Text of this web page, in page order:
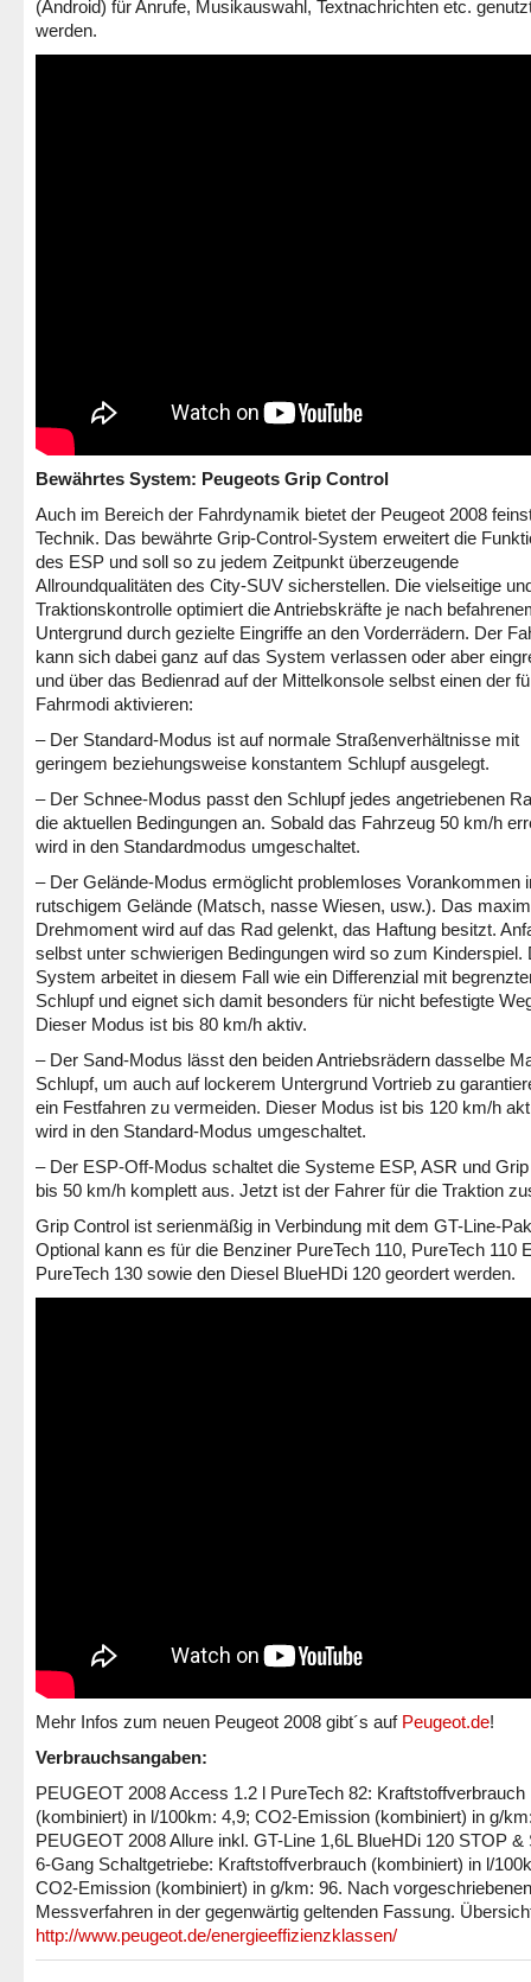
(Android) für Anrufe, Musikauswahl, Textnachrichten etc.
werden.
Bewährtes System: Peugeots Grip Control
Auch im Bereich der Fahrdynamik bietet der Peugeot 2008
Technik. Das bewährte Grip-Control-System erweitert die
des ESP und soll so zu jedem Zeitpunkt überzeugende
Allroundqualitäten des City-SUV sicherstellen. Die vielseitige
Traktionskontrolle optimiert die Antriebskräfte je nach
Untergrund durch gezielte Eingriffe an den Vorderrädern. Der
kann sich dabei ganz auf das System verlassen oder aber
und über das Bedienrad auf der Mittelkonsole selbst einen der
Fahrmodi aktivieren:
– Der Standard-Modus ist auf normale Straßenverhältnisse mit
geringem beziehungsweise konstantem Schlupf ausgelegt.
– Der Schnee-Modus passt den Schlupf jedes angetriebenen
die aktuellen Bedingungen an. Sobald das Fahrzeug 50 km/h
wird in den Standardmodus umgeschaltet.
– Der Gelände-Modus ermöglicht problemloses Vorankommen
rutschigem Gelände (Matsch, nasse Wiesen, usw.). Das
Drehmoment wird auf das Rad gelenkt, das Haftung besitzt.
selbst unter schwierigen Bedingungen wird so zum Kinderspiel.
System arbeitet in diesem Fall wie ein Differenzial mit
Schlupf und eignet sich damit besonders für nicht befestigte
Dieser Modus ist bis 80 km/h aktiv.
– Der Sand-Modus lässt den beiden Antriebsrädern dasselbe
Schlupf, um auch auf lockerem Untergrund Vortrieb zu
ein Festfahren zu vermeiden. Dieser Modus ist bis 120 km/h
wird in den Standard-Modus umgeschaltet.
– Der ESP-Off-Modus schaltet die Systeme ESP, ASR und
bis 50 km/h komplett aus. Jetzt ist der Fahrer für die Traktion
Grip Control ist serienmäßig in Verbindung mit dem GT-Line-
Optional kann es für die Benziner PureTech 110, PureTech 110
PureTech 130 sowie den Diesel BlueHDi 120 geordert werden.
Mehr Infos zum neuen Peugeot 2008 gibt´s auf Peugeot.de!
Verbrauchsangaben:
PEUGEOT 2008 Access 1.2 l PureTech 82: Kraftstoffverbrauch
(kombiniert) in l/100km: 4,9; CO2-Emission (kombiniert) in g/
PEUGEOT 2008 Allure inkl. GT-Line 1,6L BlueHDi 120 STOP &
6-Gang Schaltgetriebe: Kraftstoffverbrauch (kombiniert) in l/
CO2-Emission (kombiniert) in g/km: 96. Nach vorgeschriebenen
Messverfahren in der gegenwärtig geltenden Fassung.
http://www.peugeot.de/energieeffizienzklassen/